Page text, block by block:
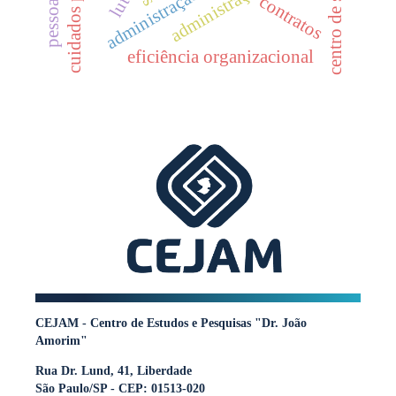
eficiência organizacional
contratos
CEJAM - Centro de Estudos e Pesquisas "Dr. João
Amorim"
Rua Dr. Lund, 41, Liberdade
São Paulo/SP - CEP: 01513-020